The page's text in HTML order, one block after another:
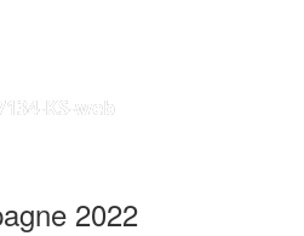
KS-web
2022